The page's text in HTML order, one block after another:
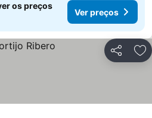
os preços
Ver preços
Partilhar